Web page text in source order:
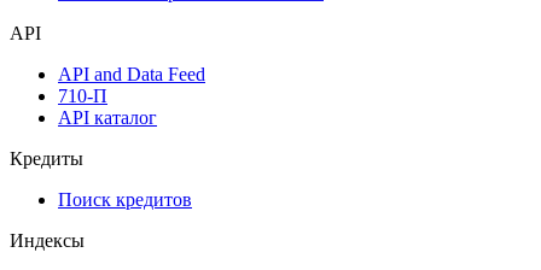
API
API and Data Feed
710-П
API каталог
Кредиты
Поиск кредитов
Индексы